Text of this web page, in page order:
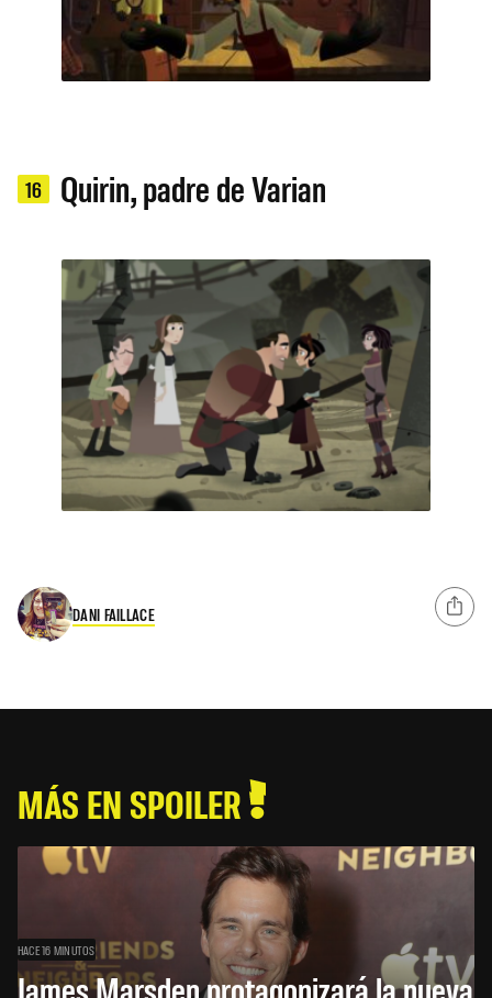
16 Quirin, padre de Varian
DANI FAILLACE
MÁS EN SPOILER
HACE 16 MINUTOS
James Marsden protagonizará la nueva